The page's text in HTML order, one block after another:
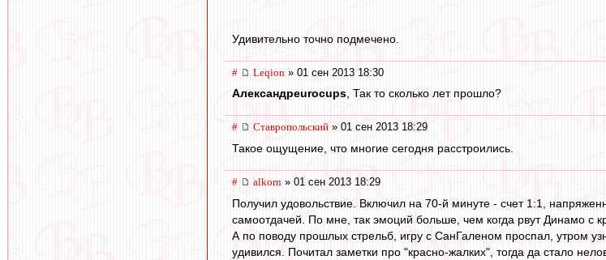
Удивительно точно подмечено.
# Leqion » 01 сен 2013 18:30
Александрeurocups, Так то сколько лет прошло?
# Ставропольский » 01 сен 2013 18:29
Такое ощущение, что многие сегодня расстроились.
# alkorn » 01 сен 2013 18:29
Получил удовольствие. Включил на 70-й минуте - счет 1:1,
самоотдачей. По мне, так эмоций больше, чем когда рвут Динамо с
А по поводу прошлых стрельб, игру с СанГаленом проспал, утром
удивился. Почитал заметки про "красно-жалких", тогда да стало